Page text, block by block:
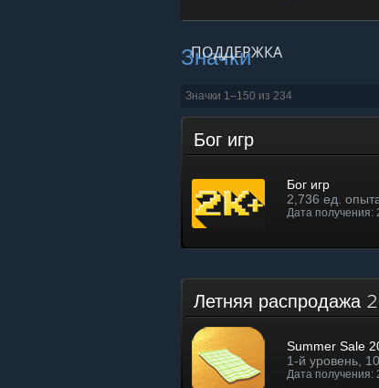
ПОДДЕРЖКА
Значки
Значки 1–150 из 234
Бог игр
Бог игр
2,736 ед.
Дата получения:
Летняя распродажа
Summer Sale
1-й уровень,
Дата получения: